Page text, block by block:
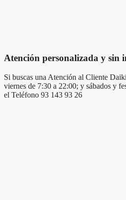
Atención personalizada y sin
Si buscas una Atención al Cliente
viernes de 7:30 a 22:00; y sábados y
el Teléfono 93 143 93 26